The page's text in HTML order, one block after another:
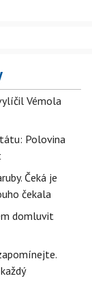
Vémola
Polovina
Čeká je
čekala
domluvit